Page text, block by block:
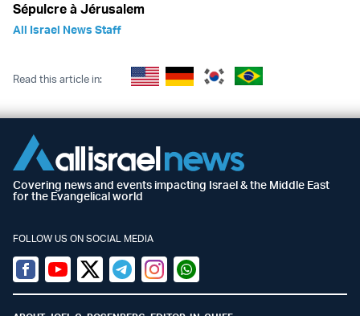
Sépulcre à Jérusalem
All Israel News Staff
Read this article in:
Covering news and events impacting Israel & the Middle East
for the Evangelical world
FOLLOW US ON SOCIAL MEDIA
Facebook
YoutubeTwitter (X)
TelegramInstagramWhatsapp